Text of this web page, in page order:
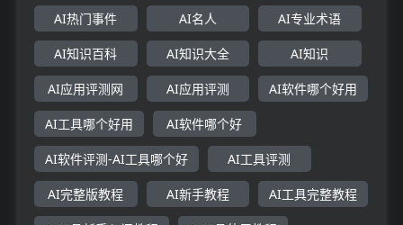
AI热门事件 AI名人 AI专业术语
AI知识百科 AI知识大全 AI知识
AI应用评测网 AI应用评测 AI软件哪个好用
AI工具哪个好用 AI软件哪个好
AI软件评测-AI工具哪个好 AI工具评测
AI完整版教程 AI新手教程 AI工具完整教程